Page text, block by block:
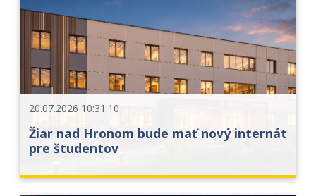
20.07.2026 10:31:10
Žiar nad Hronom bude mať nový internát
pre študentov